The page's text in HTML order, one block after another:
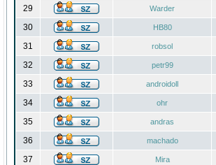
29 Warder
30 HB80
31 robsol
32 petr99
33 androidoll
34 ohr
35 andras
36 machado
37 Mira